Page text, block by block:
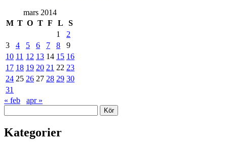
Sidopanel
mars 2014
M T O T F L
S
1
2
3
4 5 6 7 8
9
10 11 12 13 14 15 16
17 18 19 20 21 22 23
24 25 26 27 28 29 30
31
« feb
apr »
Kategorier